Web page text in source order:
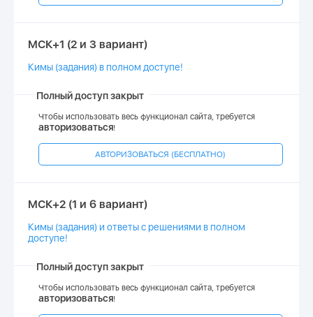
МСК+1 (2 и 3 вариант)
Кимы (задания) в полном доступе!
Полный доступ закрыт
Чтобы использовать весь функционал сайта, требуется
авторизоваться!
АВТОРИЗОВАТЬСЯ (БЕСПЛАТНО)
МСК+2 (1 и 6 вариант)
Кимы (задания) и ответы с решениями в полном
доступе!
Полный доступ закрыт
Чтобы использовать весь функционал сайта, требуется
авторизоваться!